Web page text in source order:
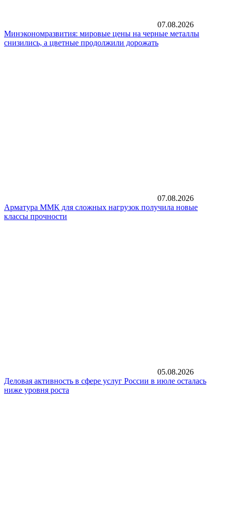
07.08.2026
Минэкономразвития: мировые цены на черные металлы
снизились, а цветные продолжили дорожать
07.08.2026
Арматура ММК для сложных нагрузок получила новые
классы прочности
05.08.2026
Деловая активность в сфере услуг России в июле осталась
ниже уровня роста